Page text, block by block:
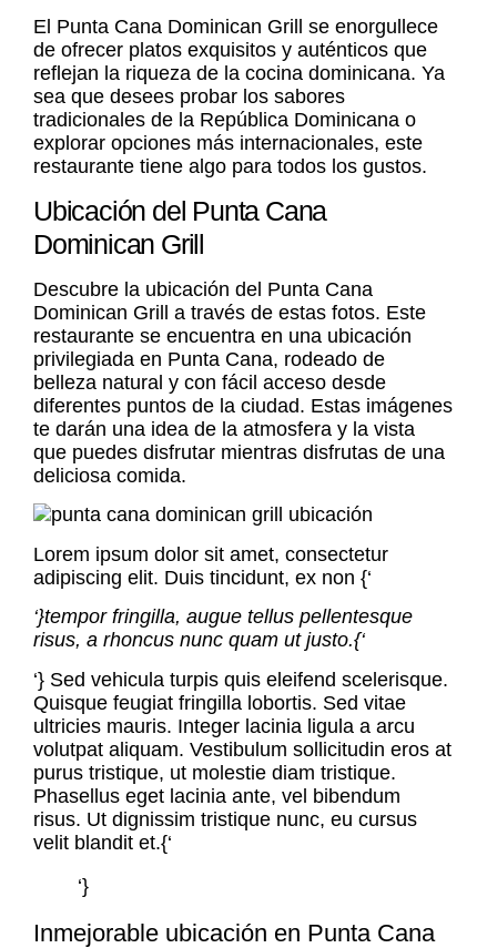
El Punta Cana Dominican Grill se enorgullece
de ofrecer platos exquisitos y auténticos que
reflejan la riqueza de la cocina dominicana. Ya
sea que desees probar los sabores
tradicionales de la República Dominicana o
explorar opciones más internacionales, este
restaurante tiene algo para todos los gustos.
Ubicación del Punta Cana
Dominican Grill
Descubre la ubicación del Punta Cana
Dominican Grill a través de estas fotos. Este
restaurante se encuentra en una ubicación
privilegiada en Punta Cana, rodeado de
belleza natural y con fácil acceso desde
diferentes puntos de la ciudad. Estas imágenes
te darán una idea de la atmosfera y la vista
que puedes disfrutar mientras disfrutas de una
deliciosa comida.
Lorem ipsum dolor sit amet, consectetur
adipiscing elit. Duis tincidunt, ex non {‘
‘}tempor fringilla, augue tellus pellentesque
risus, a rhoncus nunc quam ut justo.{‘
‘} Sed vehicula turpis quis eleifend scelerisque.
Quisque feugiat fringilla lobortis. Sed vitae
ultricies mauris. Integer lacinia ligula a arcu
volutpat aliquam. Vestibulum sollicitudin eros at
purus tristique, ut molestie diam tristique.
Phasellus eget lacinia ante, vel bibendum
risus. Ut dignissim tristique nunc, eu cursus
velit blandit et.{‘
‘}
Inmejorable ubicación en Punta Cana